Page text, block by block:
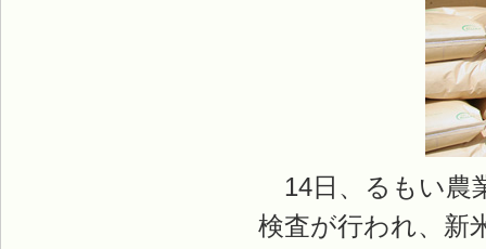
14日、るもい農
検査が行われ、新